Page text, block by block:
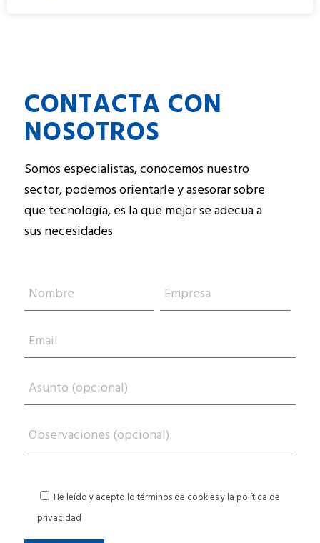
CONTACTA CON
NOSOTROS
Somos especialistas, conocemos nuestro
sector, podemos orientarle y asesorar sobre
que tecnología, es la que mejor se adecua a
sus necesidades
He leído y acepto lo términos de cookies y lapolítica de
privacidad